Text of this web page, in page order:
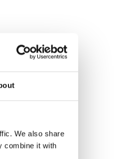
We also share
combine it with